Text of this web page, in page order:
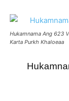
Hukamnama Ang 623
Karta Purkh Khaloeaa